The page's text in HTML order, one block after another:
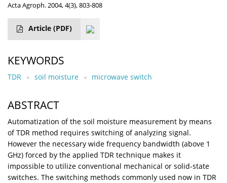
Acta Agroph. 2004, 4(3), 803-808
Article (PDF)
KEYWORDS
TDR soil moisture microwave switch
ABSTRACT
Automatization of the soil moisture measurement by means
of TDR method requires switching of analyzing signal.
However the necessary wide frequency bandwidth (above 1
GHz) forced by the applied TDR technique makes it
impossible to utilize conventional mechanical or solid-state
switches. The switching methods commonly used now in TDR